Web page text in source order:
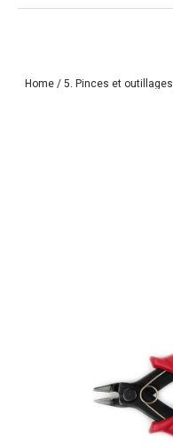
Home/5. Pinces et outillages